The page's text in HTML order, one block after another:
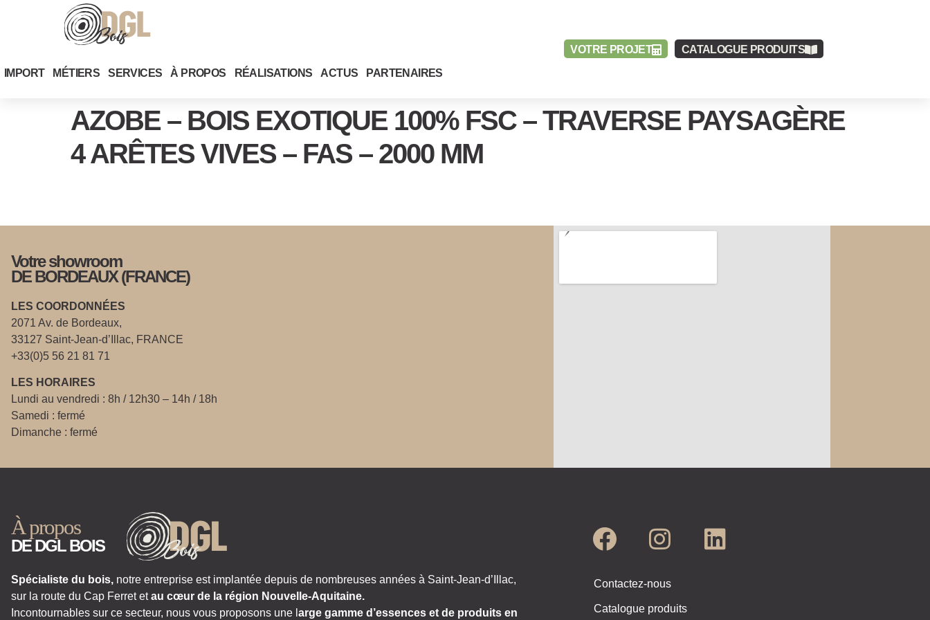
IMPORT MÉTIERS SERVICES À PROPOS RÉALISATIONS ACTUS PARTENAIRES
VOTRE PROJET CATALOGUE PRODUITS
AZOBE – BOIS EXOTIQUE 100% FSC – TRAVERSE PAYSAGÈRE
4 ARÊTES VIVES – FAS – 2000 MM
Votre showroom
DE BORDEAUX (FRANCE)
LES COORDONNÉES
2071 Av. de Bordeaux,
33127 Saint-Jean-d’Illac, FRANCE
+33(0)5 56 21 81 71
LES HORAIRES
Lundi au vendredi : 8h / 12h30 – 14h / 18h
Samedi : fermé
Dimanche : fermé
À propos
DE DGL BOIS
Spécialiste du bois, notre entreprise est implantée depuis de nombreuses années à Saint-Jean-d’Illac,
sur la route du Cap Ferret etau cœur de la région Nouvelle-Aquitaine.
Incontournables sur ce secteur, nous vous proposons une l arge gamme d’essences et de produits en
Contactez-nous
Catalogue produits